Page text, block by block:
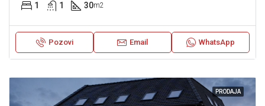
1 1 30m2
Pozovi Email WhatsApp
PRODAJA